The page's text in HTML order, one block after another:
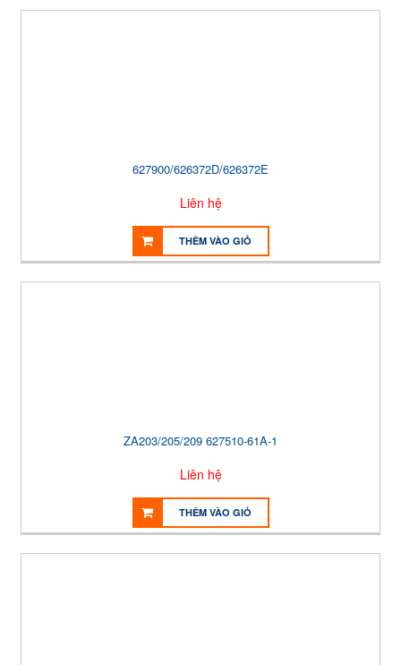
627900/626372D/626372E
Liên hệ
THÊM VÀO GIỎ
ZA203/205/209 627510-61A-1
Liên hệ
THÊM VÀO GIỎ